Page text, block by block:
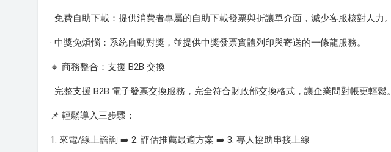
· 免費自助下載：提供消費者專屬的自助下載發票與折讓單介面，減少客服核對人力。
· 中獎免煩惱：系統自動對獎，並提供中獎發票實體列印與寄送的一條龍服務。
🔸 商務整合：支援 B2B 交換
· 完整支援 B2B 電子發票交換服務，完全符合財政部交換格式，讓企業間對帳更輕鬆。
📌 輕鬆導入三步驟：
1. 來電/線上諮詢 ➡️ 2. 評估推薦最適方案 ➡️ 3. 專人協助串接上線